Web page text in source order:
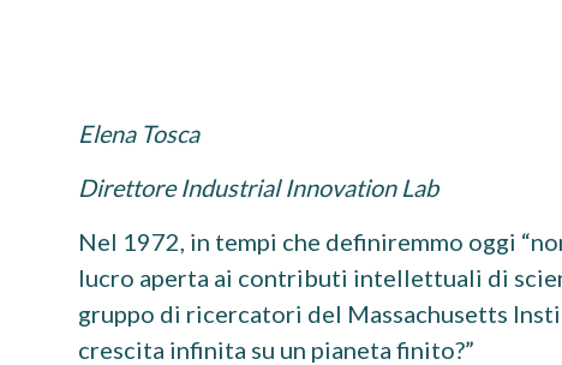
Elena Tosca
Direttore Industrial Innovation Lab
Nel 1972, in tempi che definiremmo oggi
lucro aperta ai contributi intellettuali di
gruppo di ricercatori del Massachusetts
crescita infinita su un pianeta finito?”